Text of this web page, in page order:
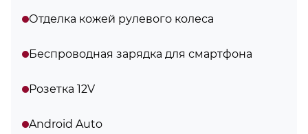
Отделка кожей рулевого колеса
Беспроводная зарядка для смартфона
Розетка 12V
Android Auto